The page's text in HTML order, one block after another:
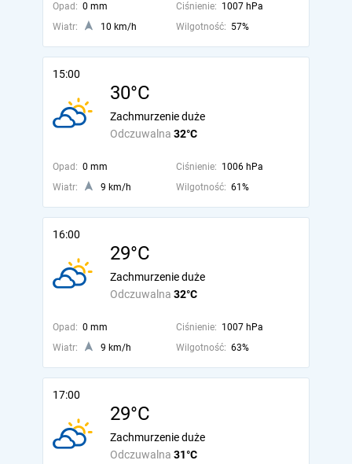
Opad: 0 mm Ciśnienie: 1007 hPa
Wiatr:
10 km/h Wilgotność: 57%
15:00
30°C
Odczuwalna 32°C
Zachmurzenie duże
Opad: 0 mm Ciśnienie: 1006 hPa
Wiatr:
9 km/h Wilgotność: 61%
16:00
29°C
Odczuwalna 32°C
Zachmurzenie duże
Opad: 0 mm Ciśnienie: 1007 hPa
Wiatr:
9 km/h Wilgotność: 63%
17:00
29°C
Odczuwalna 31°C
Zachmurzenie duże